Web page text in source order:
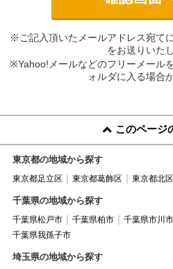
※ご記入頂いたメールアドレス宛て
をお送りいた
※Yahoo!メールなどのフリーメール
ォルダに入る場合
このページ
東京都の地域から探す
東京都足立区 東京都葛飾区 東京都北区
千葉県の地域から探す
千葉県松戸市 千葉県柏市 千葉県市川市
千葉県我孫子市
埼玉県の地域から探す